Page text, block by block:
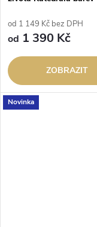
od 1 149 Kč bez DPH
od 1 390 Kč
ZOBRAZIT
Novinka